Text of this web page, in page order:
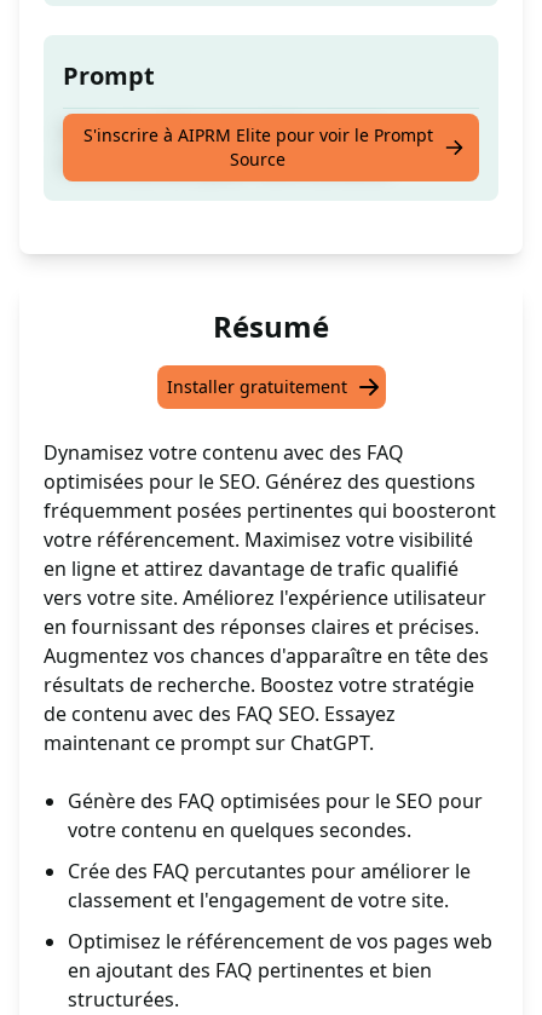
Prompt
Créez des FAQ compatibles avec le
référencement pour votre contenu.
S'inscrire à AIPRM Elite pour voir le Prompt
Source
Résumé
Installer gratuitement
Dynamisez votre contenu avec des FAQ
optimisées pour le SEO. Générez des questions
fréquemment posées pertinentes qui boosteront
votre référencement. Maximisez votre visibilité
en ligne et attirez davantage de trafic qualifié
vers votre site. Améliorez l'expérience utilisateur
en fournissant des réponses claires et précises.
Augmentez vos chances d'apparaître en tête des
résultats de recherche. Boostez votre stratégie
de contenu avec des FAQ SEO. Essayez
maintenant ce prompt sur ChatGPT.
Génère des FAQ optimisées pour le SEO pour
votre contenu en quelques secondes.
Crée des FAQ percutantes pour améliorer le
classement et l'engagement de votre site.
Optimisez le référencement de vos pages web
en ajoutant des FAQ pertinentes et bien
structurées.